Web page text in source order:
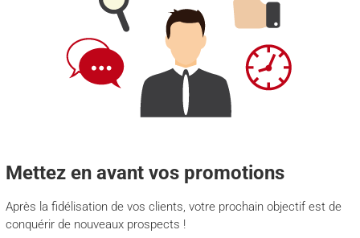
Mettez en avant vos promotions
Après la fidélisation de vos clients, votre prochain objectif est de
conquérir de nouveaux prospects !